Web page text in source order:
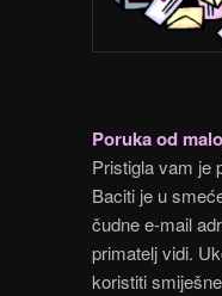
Poruka od
Pristigla vam je
Baciti je u
čudne e-mail
primatelj vidi.
koristiti